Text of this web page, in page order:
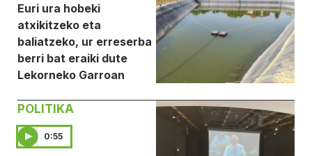
Euri ura hobeki
atxikitzeko eta
baliatzeko, ur erreserba
berri bat eraiki dute
Lekorneko Garroan
POLITIKA
0:55